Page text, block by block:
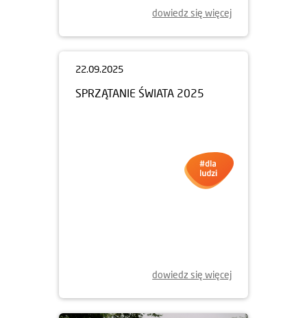
dowiedz się więcej
dowiedz się więcej